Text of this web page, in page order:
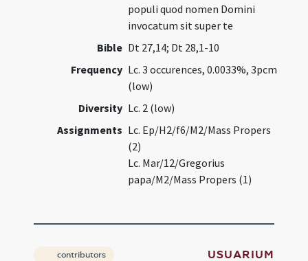
populi quod nomen Domini
invocatum sit super te
Bible Dt 27,14; Dt 28,1-10
Frequency Lc. 3 occurences, 0.0033%, 3pcm
(low)
Diversity Lc. 2 (low)
Assignments Lc. Ep/H2/f6/M2/Mass Propers
(2)
Lc. Mar/12/Gregorius
papa/M2/Mass Propers (1)
contributors USUARIUM